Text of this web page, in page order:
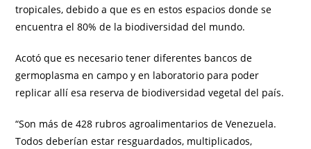
tropicales, debido a que es en estos espacios donde se
encuentra el 80% de la biodiversidad del mundo.
Acotó que es necesario tener diferentes bancos de
germoplasma en campo y en laboratorio para poder
replicar allí esa reserva de biodiversidad vegetal del país.
“Son más de 428 rubros agroalimentarios de Venezuela.
Todos deberían estar resguardados, multiplicados,